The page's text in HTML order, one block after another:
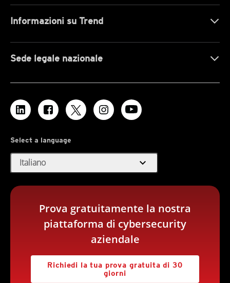
Informazioni su Trend
Sede legale nazionale
Select a language
Italiano expand_more
Prova gratuitamente la nostra
piattaforma di cybersecurity
aziendale
Richiedi la tua prova gratuita di 30
giorni